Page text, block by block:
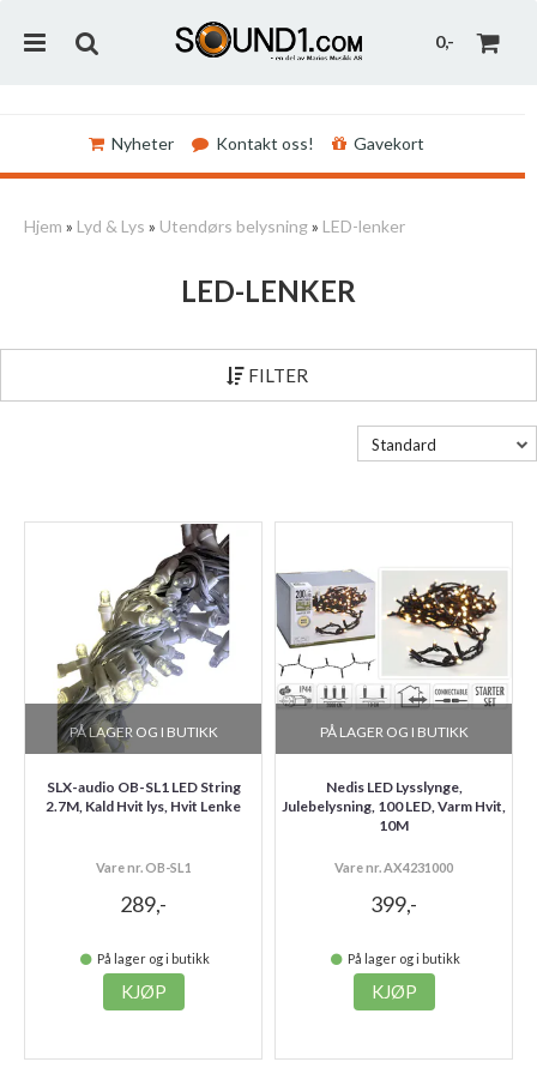
0,-
Nyheter Kontakt oss! Gavekort
Hjem » Lyd & Lys » Utendørs belysning» LED-lenker
LED-LENKER
FILTER
Standard
PÅ LAGER OG I BUTIKK
SLX-audio OB-SL1 LED String
2.7M, Kald Hvit lys, Hvit Lenke
Vare nr. OB-SL1
289,-
På lager og i butikk
KJØP
PÅ LAGER OG I BUTIKK
Nedis LED Lysslynge,
Julebelysning, 100 LED, Varm Hvit,
10M
Vare nr. AX4231000
399,-
På lager og i butikk
KJØP